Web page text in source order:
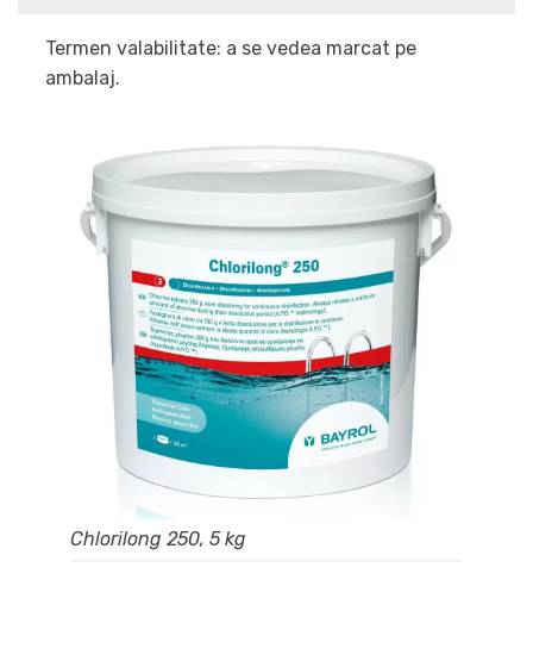
Termen valabilitate: a se vedea marcat pe
ambalaj.
Chlorilong 250, 5 kg